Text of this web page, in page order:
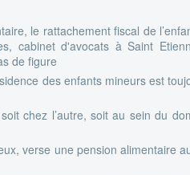
le rattachement fiscal de
cabinet d'avocats à Saint
de figure
des enfants mineurs est
chez l’autre, soit au sein du
verse une pension alimentaire